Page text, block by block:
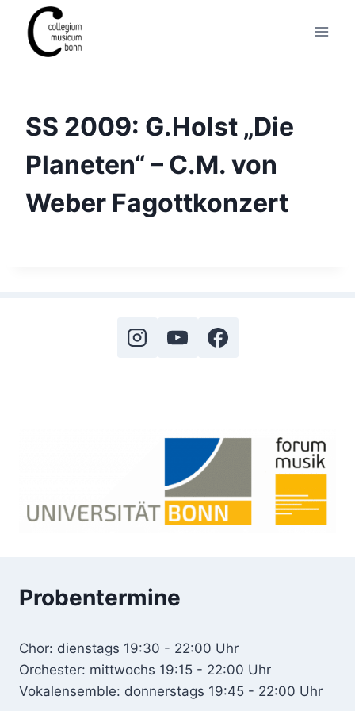
SS 2009: G.Holst „Die
Planeten“ – C.M. von
Weber Fagottkonzert
Probentermine
Chor: dienstags 19:30 - 22:00 Uhr
Orchester: mittwochs 19:15 - 22:00 Uhr
Vokalensemble: donnerstags 19:45 - 22:00 Uhr